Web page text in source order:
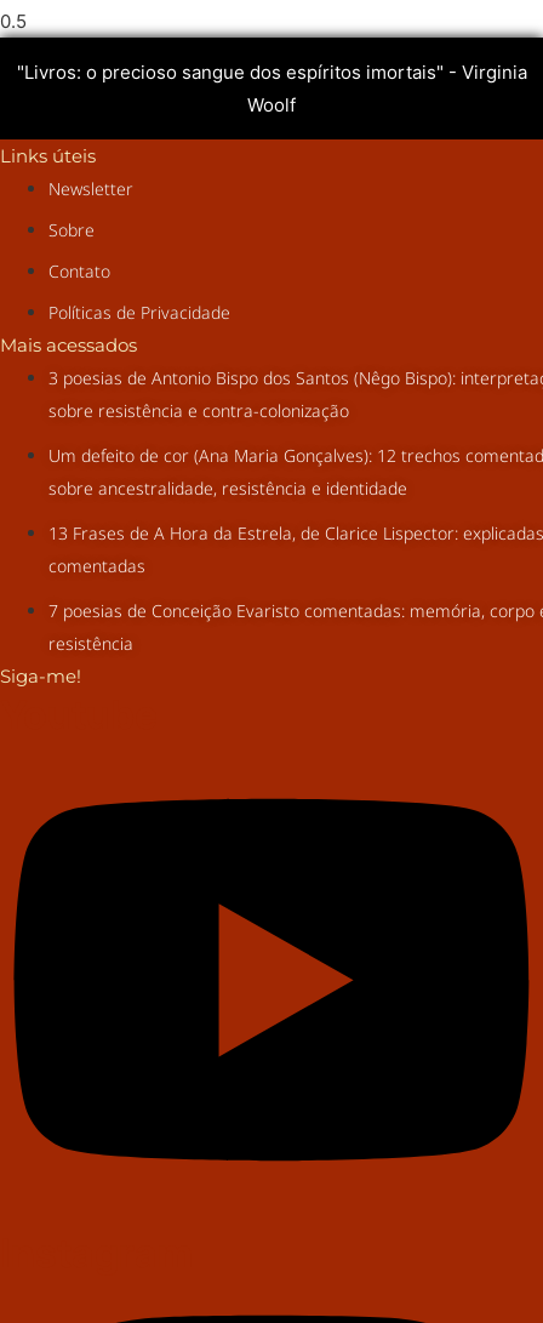
"Livros: o precioso sangue dos espíritos imortais" - Virginia
Woolf
Links úteis
Newsletter
Sobre
Contato
Políticas de Privacidade
Mais acessados
3 poesias de Antonio Bispo dos Santos (Nêgo Bispo):
sobre resistência e contra-colonização
Um defeito de cor (Ana Maria Gonçalves): 12 trechos
sobre ancestralidade, resistência e identidade
13 Frases de A Hora da Estrela, de Clarice Lispector:
comentadas
7 poesias de Conceição Evaristo comentadas: memória, corpo
resistência
Siga-me!